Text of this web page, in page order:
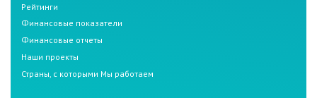
Рейтинги
Финансовые показатели
Финансовые отчеты
Наши проекты
Страны, с которыми Мы работаем